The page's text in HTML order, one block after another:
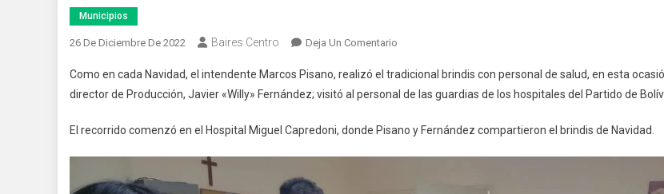
Municipios
26 De Diciembre De 2022 Baires Centro Deja Un Comentario
Recibió
La
Con
Como en cada Navidad, el intendente Marcos Pisano, realizó el tradicional brindis con personal de salud, en esta
director de Producción, Javier «Willy» Fernández; visitó al personal de las guardias de los hospitales del Partido de
El recorrido comenzó en el Hospital Miguel Capredoni, donde Pisano y Fernández compartieron el brindis de Navidad.